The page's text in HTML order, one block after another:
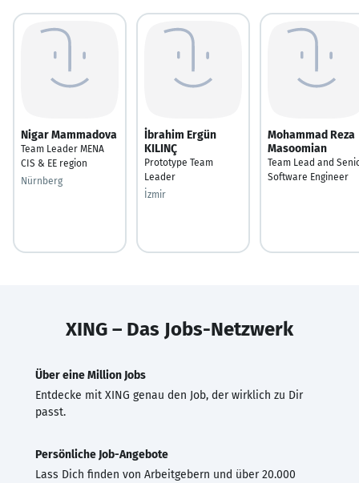
Nigar Mammadova
Team Leader MENA
CIS & EE region
Nürnberg
İbrahim Ergün
KILINÇ
Prototype Team
Leader
İzmir
Mohammad Reza
Masoomian
Team Lead and
Software Engineer
XING – Das Jobs-Netzwerk
Über eine Million Jobs
Entdecke mit XING genau den Job, der wirklich zu Dir
passt.
Persönliche Job-Angebote
Lass Dich finden von Arbeitgebern und über 20.000